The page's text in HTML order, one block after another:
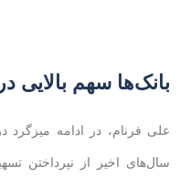
بانک‌ها سهم بالایی
علی فرنام، در ادامه
سال‌های اخیر از نپرداختن